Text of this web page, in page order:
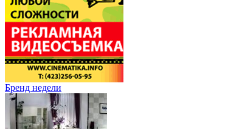
Бренд недели